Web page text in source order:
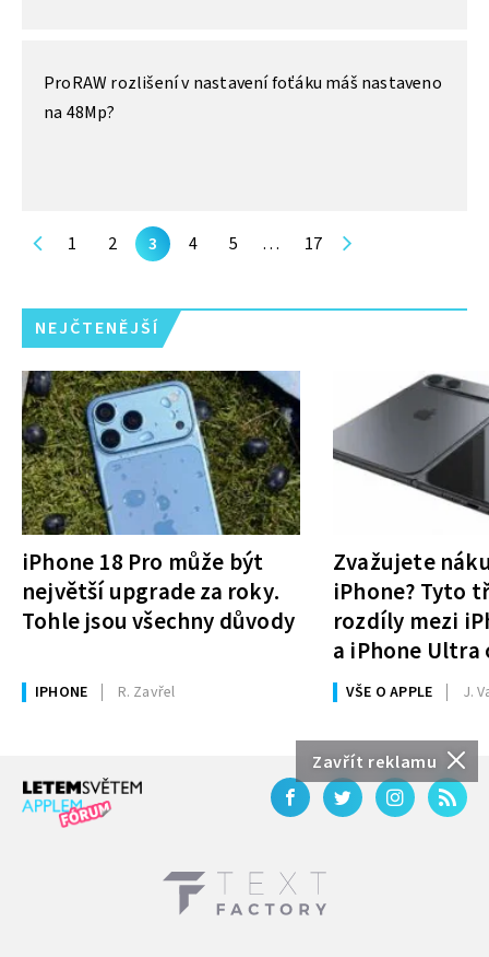
Zavřít reklamu
ProRAW rozlišení v nastavení foťáku máš nastaveno
na 48Mp?
1 2 3 4 5 … 17
NEJČTENĚJŠÍ
iPhone 18 Pro může být
největší upgrade za roky.
Tohle jsou všechny důvody
IPHONE R. Zavřel
Zvažujete
iPhone? Tyto
rozdíly mezi
a iPhone Ultra
rozhodnutí
VŠE O APPLE J.